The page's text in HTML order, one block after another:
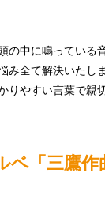
の中に鳴ってい
全て解決いたし
りやすい言葉で
ベ「三鷹作